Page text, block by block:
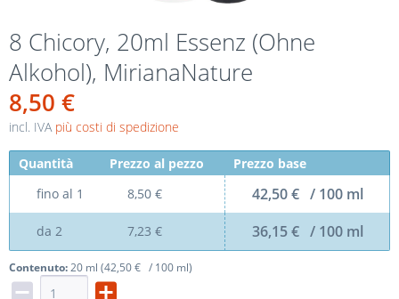
8 Chicory, 20ml Essenz (Ohne
Alkohol), MirianaNature
8,50 €
incl. IVA più costi di spedizione
Quantità Prezzo al pezzo
Prezzo base
fino al 1 8,50 € 42,50 € / 100 ml
da 2 7,23 € 36,15 € / 100 ml
Contenuto:20 ml (42,50 € / 100 ml)